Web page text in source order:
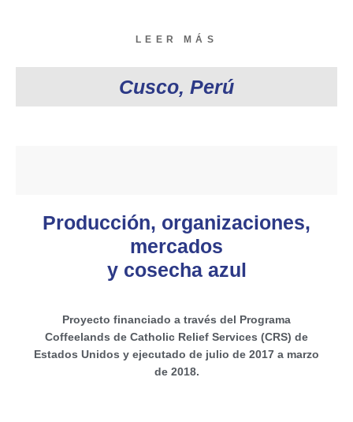
LEER MÁS
Cusco, Perú
Producción, organizaciones,
mercados
y cosecha azul
Proyecto financiado a través del Programa
Coffeelands de Catholic Relief Services (CRS) de
Estados Unidos y ejecutado de julio de 2017 a marzo
de 2018.